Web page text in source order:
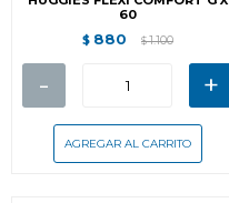
60
$ 880 $ 1.100
- +